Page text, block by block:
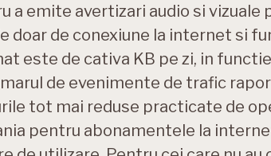
a emite avertizari audio si
doar de conexiune la internet si
este de cativa KB pe zi, in
de evenimente de trafic
tot mai reduse practicate de
pentru abonamentele la